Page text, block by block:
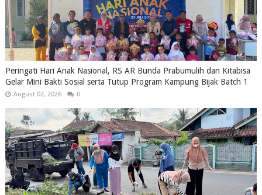
Peringati Hari Anak Nasional, RS AR Bunda Prabumulih dan Kitabisa
Gelar Mini Bakti Sosial serta Tutup Program Kampung Bijak Batch 1
August 02, 2026 0